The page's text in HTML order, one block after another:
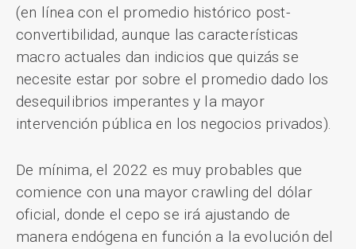
(en línea con el promedio histórico post-
convertibilidad, aunque las características
macro actuales dan indicios que quizás se
necesite estar por sobre el promedio dado los
desequilibrios imperantes y la mayor
intervención pública en los negocios privados).
De mínima, el 2022 es muy probables que
comience con una mayor crawling del dólar
oficial, donde el cepo se irá ajustando de
manera endógena en función a la evolución del